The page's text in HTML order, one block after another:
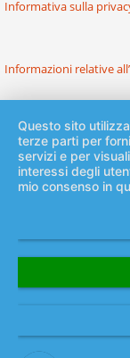
Informativa sulla
Informazioni relative
Questo sito
terze parti per
servizi e per
interessi degli
mio consenso in